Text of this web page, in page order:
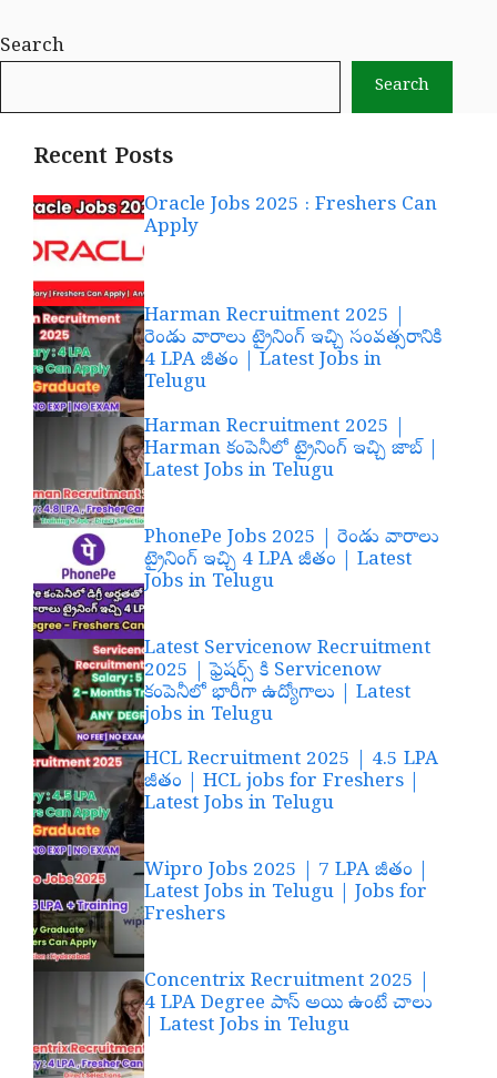
Search
Search
Recent Posts
Oracle Jobs 2025 : Freshers Can
Apply
Harman Recruitment 2025 |
రెండు వారాలు ట్రైనింగ్ ఇచ్చి సంవత్సరానికి
4 LPA జీతం | Latest Jobs in
Telugu
Harman Recruitment 2025 |
Harman కంపెనీలో ట్రైనింగ్ ఇచ్చి జాబ్ |
Latest Jobs in Telugu
PhonePe Jobs 2025 | రెండు వారాలు
ట్రైనింగ్ ఇచ్చి 4 LPA జీతం | Latest
Jobs in Telugu
Latest Servicenow Recruitment
2025 | ఫ్రెషర్స్ కి Servicenow
కంపెనీలో భారీగా ఉద్యోగాలు | Latest
jobs in Telugu
HCL Recruitment 2025 | 4.5 LPA
జీతం | HCL jobs for Freshers |
Latest Jobs in Telugu
Wipro Jobs 2025 | 7 LPA జీతం |
Latest Jobs in Telugu | Jobs for
Freshers
Concentrix Recruitment 2025 |
4 LPA Degree పాస్ అయి ఉంటే చాలు
| Latest Jobs in Telugu